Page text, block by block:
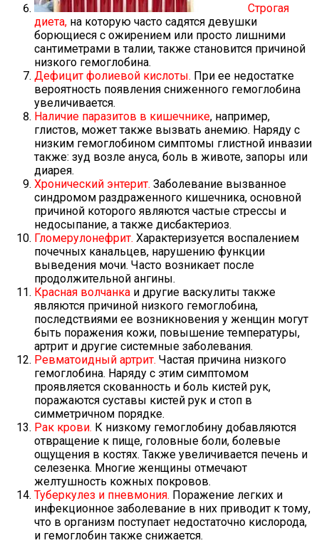
Строгая
диета, на которую часто садятся девушки
борющиеся с ожирением или просто лишними
сантиметрами в талии, также становится причиной
низкого гемоглобина.
Дефицит фолиевой кислоты. При ее недостатке
вероятность появления сниженного гемоглобина
увеличивается.
Наличие паразитов в кишечнике, например,
глистов, может также вызвать анемию. Наряду с
низким гемоглобином симптомы глистной инвазии
также: зуд возле ануса, боль в животе, запоры или
диарея.
Хронический энтерит. Заболевание вызванное
синдромом раздраженного кишечника, основной
причиной которого являются частые стрессы и
недосыпание, а также дисбактериоз.
Гломерулонефрит. Характеризуется воспалением
почечных канальцев, нарушению функции
выведения мочи. Часто возникает после
продолжительной ангины.
Красная волчанка и другие васкулиты также
являются причиной низкого гемоглобина,
последствиями ее возникновения у женщин могут
быть поражения кожи, повышение температуры,
артрит и другие системные заболевания.
Ревматоидный артрит. Частая причина низкого
гемоглобина. Наряду с этим симптомом
проявляется скованность и боль кистей рук,
поражаются суставы кистей рук и стоп в
симметричном порядке.
Рак крови. К низкому гемоглобину добавляются
отвращение к пище, головные боли, болевые
ощущения в костях. Также увеличивается печень и
селезенка. Многие женщины отмечают
желтушность кожных покровов.
Туберкулез и пневмония. Поражение легких и
инфекционное заболевание в них приводит к тому,
что в организм поступает недостаточно кислорода,
и гемоглобин также снижается.